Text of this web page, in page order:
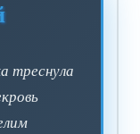
треснула